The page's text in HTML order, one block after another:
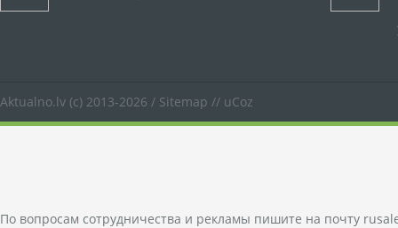
Aktualno.lv (c) 2013-2026 / Sitemap // uCoz
По вопросам сотрудничества и рекламы пишите на почту